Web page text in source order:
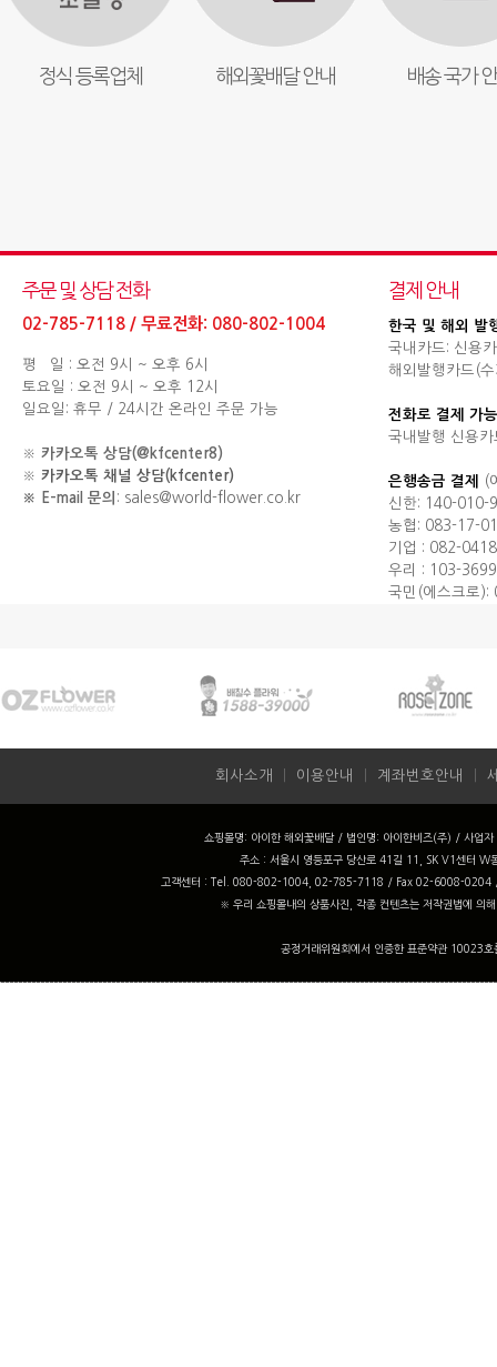
정식 등록업체 해외꽃배달 안내 배송 국가
주문 및 상담 전화
02-785-7118 / 무료전화: 080-802-1004
평 일 : 오전 9시 ~ 오후 6시
토요일 : 오전 9시 ~ 오후 12시
일요일: 휴무 / 24시간 온라인 주문 가능
※ 카카오톡 상담(@kfcenter8)
※ 카카오톡 채널 상담(kfcenter)
※ E-mail 문의 : sales@world-flower.co.kr
결제 안내
한국 및 해외 발
국내카드: 신용
해외발행카드(
전화로 결제 가
국내발행 신용
은행송금 결제
(
신한: 140-010-
농협: 083-17-
기업 : 082-
우리 : 103-
국민(에스크로
회사소개 이용안내 계좌번호안내
쇼핑몰명: 아이한 해외꽃배달 / 법인명: 아이한비즈(주) / 사업
주소 : 서울시 영등포구 당산로 41길 11, SK V1센터
고객센터 : Tel. 080-802-1004, 02-785-7118 / Fax 02-6008-0204
※ 우리 쇼핑몰내의 상품사진, 각종 컨텐츠는 저작권법에 의
공정거래위원회에서 인증한 표준약관 10023